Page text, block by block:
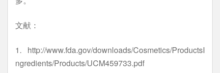
文献：
1. http://www.fda.gov/downloads/Cosmetics/ProductsI
ngredients/Products/UCM459733.pdf